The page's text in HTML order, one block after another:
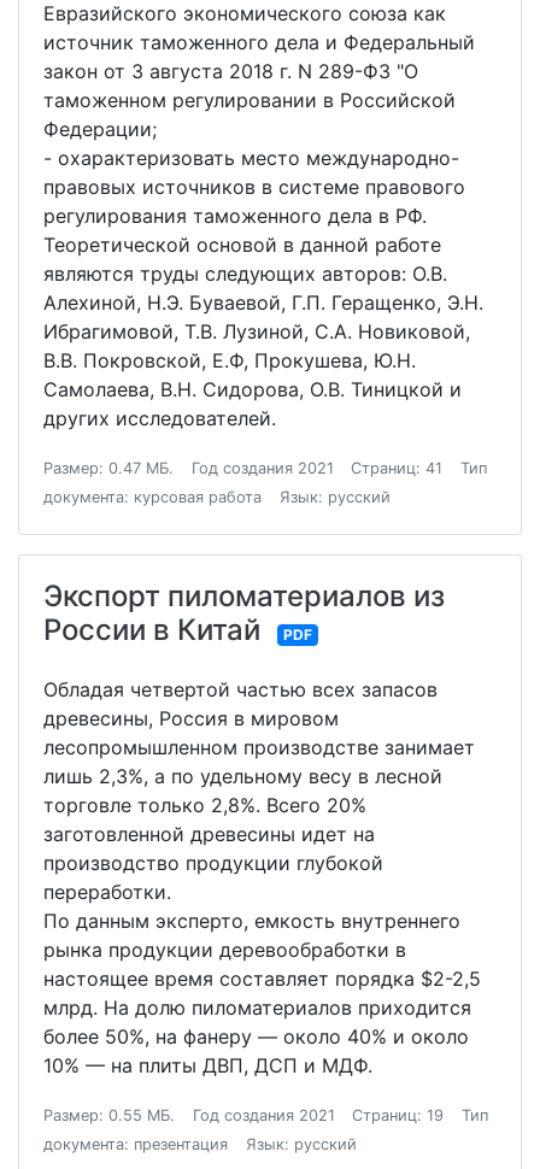
Евразийского экономического союза как
источник таможенного дела и Федеральный
закон от 3 августа 2018 г. N 289-ФЗ "О
таможенном регулировании в Российской
Федерации;
- охарактеризовать место международно-
правовых источников в системе правового
регулирования таможенного дела в РФ.
Теоретической основой в данной работе
являются труды следующих авторов: О.В.
Алехиной, Н.Э. Буваевой, Г.П. Геращенко, Э.Н.
Ибрагимовой, Т.В. Лузиной, С.А. Новиковой,
В.В. Покровской, Е.Ф, Прокушева, Ю.Н.
Самолаева, В.Н. Сидорова, О.В. Тиницкой и
других исследователей.
Размер: 0.47 МБ. Год создания 2021 Страниц: 41
Тип
документа: курсовая работа
Язык: русский
Экспорт пиломатериалов из
России в Китай
PDF
Обладая четвертой частью всех запасов
древесины, Россия в мировом
лесопромышленном производстве занимает
лишь 2,3%, а по удельному весу в лесной
торговле только 2,8%. Всего 20%
заготовленной древесины идет на
производство продукции глубокой
переработки.
По данным эксперто, емкость внутреннего
рынка продукции деревообработки в
настоящее время составляет порядка $2-2,5
млрд. На долю пиломатериалов приходится
более 50%, на фанеру — около 40% и около
10% — на плиты ДВП, ДСП и МДФ.
Размер: 0.55 МБ. Год создания 2021 Страниц: 19
Тип
документа: презентация
Язык: русский